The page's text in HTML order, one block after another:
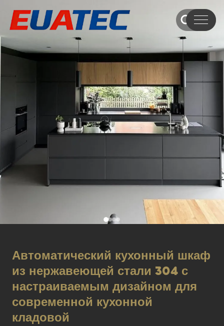
Автоматический кухонный шкаф
из нержавеющей стали 304 с
настраиваемым дизайном для
современной кухонной
кладовой